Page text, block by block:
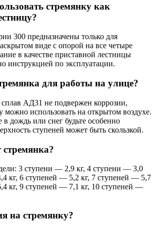
стремянку как
300 предназначены только для
виде с опорой на все четыре
в качестве приставной лестницы
инструкцией по эксплуатации.
для работы на улице?
АД31 не подвержен коррозии,
можно использовать на открытом воздухе.
дождь или снег будьте особенно
ступеней может быть скользкой.
стремянка?
3 ступени — 2,9 кг, 4 ступени — 3,0
кг, 6 ступеней — 5,2 кг, 7 ступеней — 5,7
кг, 9 ступеней — 7,1 кг, 10 ступеней —
на стремянку?